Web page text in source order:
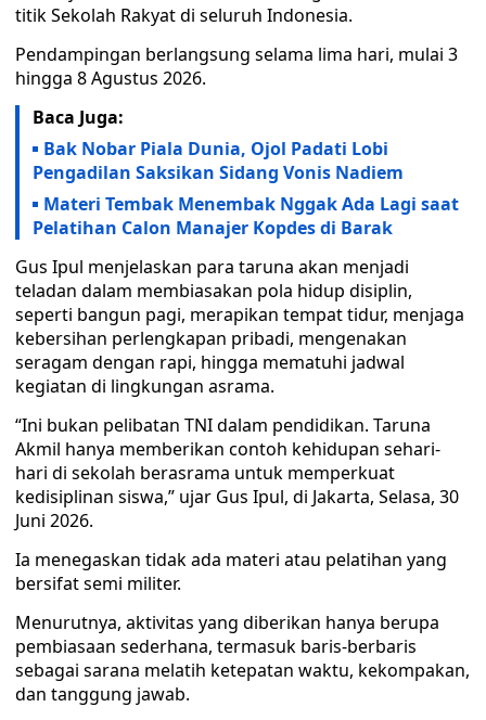
titik Sekolah Rakyat di seluruh Indonesia.
Pendampingan berlangsung selama lima hari, mulai 3
hingga 8 Agustus 2026.
Baca Juga:
Bak Nobar Piala Dunia, Ojol Padati Lobi
Pengadilan Saksikan Sidang Vonis Nadiem
Materi Tembak Menembak Nggak Ada Lagi saat
Pelatihan Calon Manajer Kopdes di Barak
Gus Ipul menjelaskan para taruna akan menjadi
teladan dalam membiasakan pola hidup disiplin,
seperti bangun pagi, merapikan tempat tidur, menjaga
kebersihan perlengkapan pribadi, mengenakan
seragam dengan rapi, hingga mematuhi jadwal
kegiatan di lingkungan asrama.
“Ini bukan pelibatan TNI dalam pendidikan. Taruna
Akmil hanya memberikan contoh kehidupan sehari-
hari di sekolah berasrama untuk memperkuat
kedisiplinan siswa,” ujar Gus Ipul, di Jakarta, Selasa, 30
Juni 2026.
Ia menegaskan tidak ada materi atau pelatihan yang
bersifat semi militer.
Menurutnya, aktivitas yang diberikan hanya berupa
pembiasaan sederhana, termasuk baris-berbaris
sebagai sarana melatih ketepatan waktu, kekompakan,
dan tanggung jawab.